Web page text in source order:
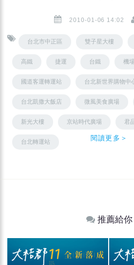
2010-01-06 14:02
台北市中正區 雙子星大樓
高鐵 捷運 台鐵 機
國道客運轉運站 台北新世界購物中
台北凱撒大飯店 微風美食廣場
新光大樓 京站時代廣場 君
台北轉運站 閱讀更多＞
推薦給你